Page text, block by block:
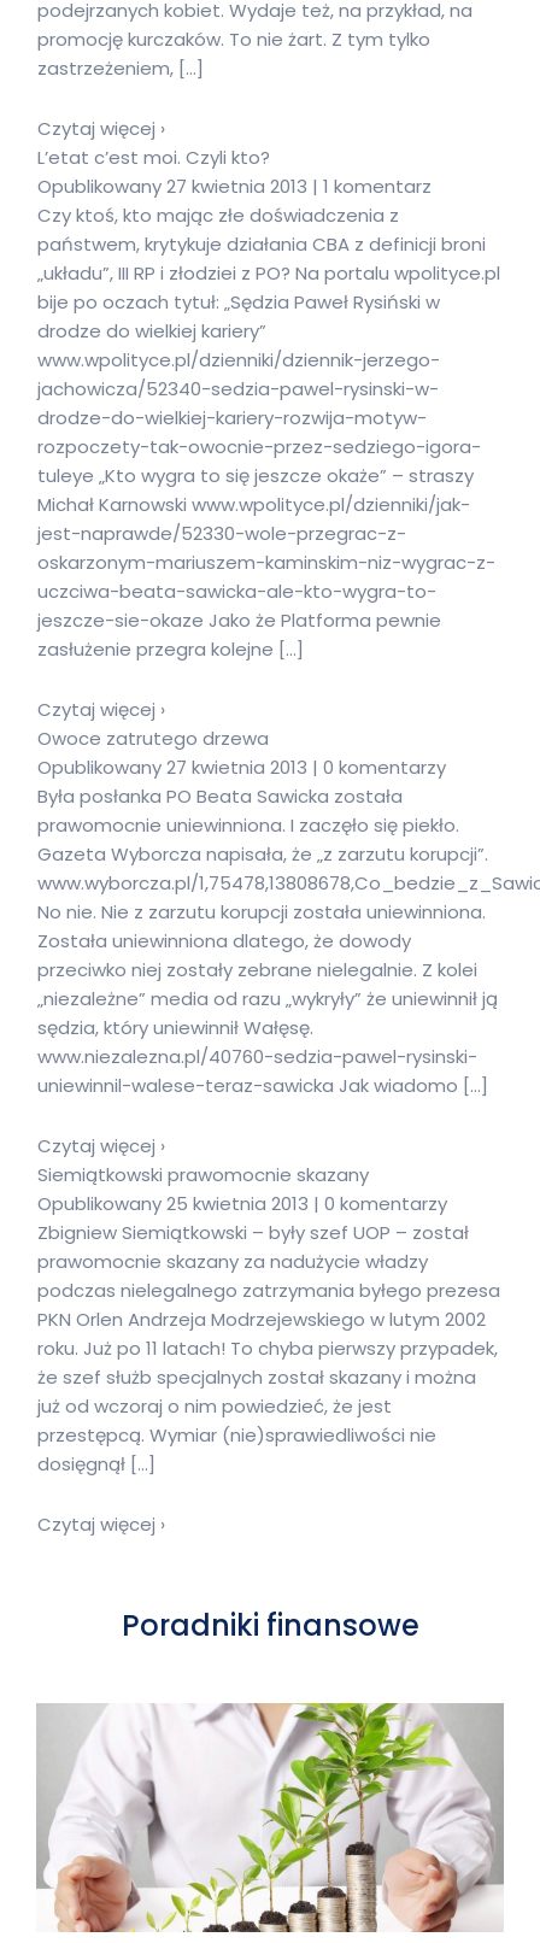
podejrzanych kobiet. Wydaje też, na przykład, na
promocję kurczaków. To nie żart. Z tym tylko
zastrzeżeniem, […]
Czytaj więcej ›
L’etat c’est moi. Czyli kto?
Opublikowany 27 kwietnia 2013 | 1 komentarz
Czy ktoś, kto mając złe doświadczenia z
państwem, krytykuje działania CBA z definicji broni
„układu”, III RP i złodziei z PO? Na portalu wpolityce.pl
bije po oczach tytuł: „Sędzia Paweł Rysiński w
drodze do wielkiej kariery”
www.wpolityce.pl/dzienniki/dziennik-jerzego-
jachowicza/52340-sedzia-pawel-rysinski-w-
drodze-do-wielkiej-kariery-rozwija-motyw-
rozpoczety-tak-owocnie-przez-sedziego-igora-
tuleye „Kto wygra to się jeszcze okaże” – straszy
Michał Karnowski www.wpolityce.pl/dzienniki/jak-
jest-naprawde/52330-wole-przegrac-z-
oskarzonym-mariuszem-kaminskim-niz-wygrac-z-
uczciwa-beata-sawicka-ale-kto-wygra-to-
jeszcze-sie-okaze Jako że Platforma pewnie
zasłużenie przegra kolejne […]
Czytaj więcej ›
Owoce zatrutego drzewa
Opublikowany 27 kwietnia 2013 | 0 komentarzy
Była posłanka PO Beata Sawicka została
prawomocnie uniewinniona. I zaczęło się piekło.
Gazeta Wyborcza napisała, że „z zarzutu korupcji”.
www.wyborcza.pl/
No nie. Nie z zarzutu korupcji została uniewinniona.
Została uniewinniona dlatego, że dowody
przeciwko niej zostały zebrane nielegalnie. Z kolei
„niezależne” media od razu „wykryły” że uniewinnił ją
sędzia, który uniewinnił Wałęsę.
www.niezalezna.pl/40760-sedzia-pawel-rysinski-
uniewinnil-walese-teraz-sawicka Jak wiadomo […]
Czytaj więcej ›
Siemiątkowski prawomocnie skazany
Opublikowany 25 kwietnia 2013 | 0 komentarzy
Zbigniew Siemiątkowski – były szef UOP – został
prawomocnie skazany za nadużycie władzy
podczas nielegalnego zatrzymania byłego prezesa
PKN Orlen Andrzeja Modrzejewskiego w lutym 2002
roku. Już po 11 latach! To chyba pierwszy przypadek,
że szef służb specjalnych został skazany i można
już od wczoraj o nim powiedzieć, że jest
przestępcą. Wymiar (nie)sprawiedliwości nie
dosięgnął […]
Czytaj więcej ›
Poradniki finansowe